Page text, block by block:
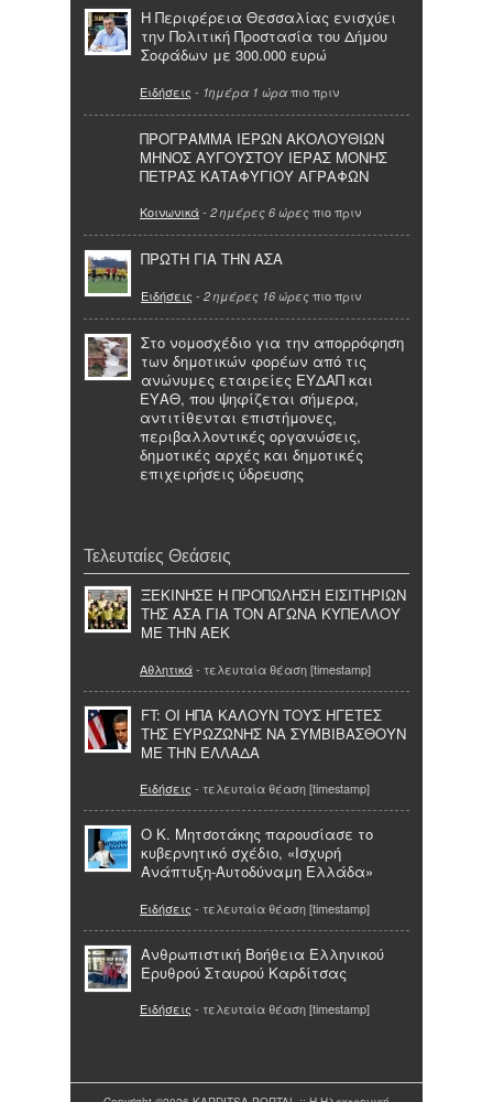
Η Περιφέρεια Θεσσαλίας ενισχύει
την Πολιτική Προστασία του Δήμου
Σοφάδων με 300.000 ευρώ
Ειδήσεις - 1ημέρα 1 ώρα πιο πριν
ΠΡΟΓΡΑΜΜΑ ΙΕΡΩΝ ΑΚΟΛΟΥΘΙΩΝ
ΜΗΝΟΣ ΑΥΓΟΥΣΤΟΥ ΙΕΡΑΣ ΜΟΝΗΣ
ΠΕΤΡΑΣ ΚΑΤΑΦΥΓΙΟΥ ΑΓΡΑΦΩΝ
Κοινωνικά- 2 ημέρες 6 ώρες πιο πριν
ΠΡΩΤΗ ΓΙΑ ΤΗΝ ΑΣΑ
Ειδήσεις - 2 ημέρες 16 ώρες πιο πριν
Στο νομοσχέδιο για την απορρόφηση
των δημοτικών φορέων από τις
ανώνυμες εταιρείες ΕΥΔΑΠ και
ΕΥΑΘ, που ψηφίζεται σήμερα,
αντιτίθενται επιστήμονες,
περιβαλλοντικές οργανώσεις,
δημοτικές αρχές και δημοτικές
επιχειρήσεις ύδρευσης
Τελευταίες Θεάσεις
ΞΕΚΙΝΗΣΕ Η ΠΡΟΠΩΛΗΣΗ ΕΙΣΙΤΗΡΙΩΝ
ΤΗΣ ΑΣΑ ΓΙΑ ΤΟΝ ΑΓΩΝΑ ΚΥΠΕΛΛΟΥ
ΜΕ ΤΗΝ ΑΕΚ
Αθλητικά- τελευταία θέαση [timestamp]
FT: ΟΙ ΗΠΑ ΚΑΛΟΥΝ ΤΟΥΣ ΗΓΕΤΕΣ
ΤΗΣ ΕΥΡΩΖΩΝΗΣ ΝΑ ΣΥΜΒΙΒΑΣΘΟΥΝ
ΜΕ ΤΗΝ ΕΛΛΑΔΑ
Ειδήσεις - τελευταία θέαση [timestamp]
Ο Κ. Μητσοτάκης παρουσίασε το
κυβερνητικό σχέδιο, «Ισχυρή
Ανάπτυξη-Αυτοδύναμη Ελλάδα»
Ειδήσεις - τελευταία θέαση [timestamp]
Ανθρωπιστική Βοήθεια Ελληνικού
Ερυθρού Σταυρού Καρδίτσας
Ειδήσεις - τελευταία θέαση [timestamp]